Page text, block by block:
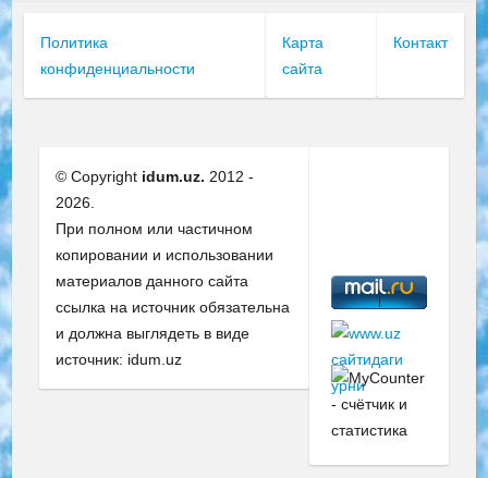
Политика
конфиденциальности
Карта
сайта
Контакт
© Copyright idum.uz. 2012 -
2026.
При полном или частичном
копировании и использовании
материалов данного сайта
ссылка на источник обязательна
и должна выглядеть в виде
источник: idum.uz